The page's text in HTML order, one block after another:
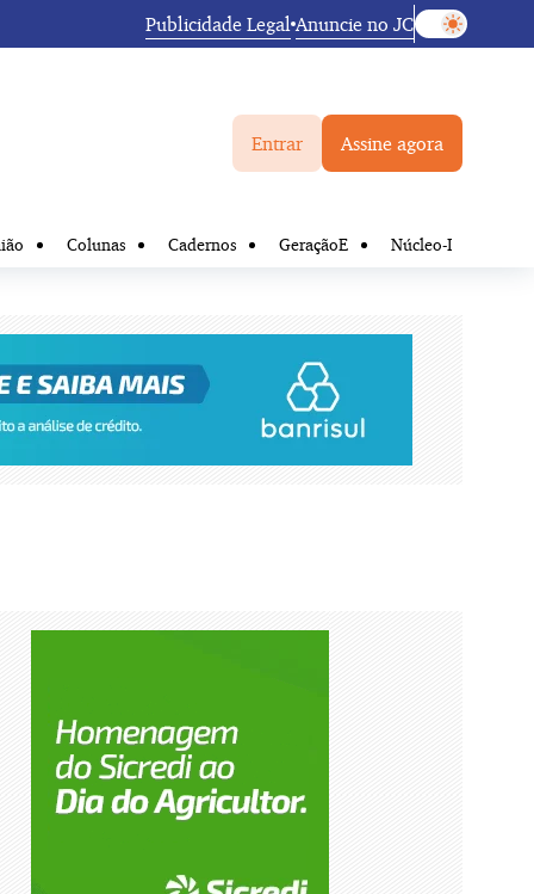
Publicidade Legal Anuncie no JC
Entrar Assine agora
Colunas Cadernos GeraçãoE Núcleo-I